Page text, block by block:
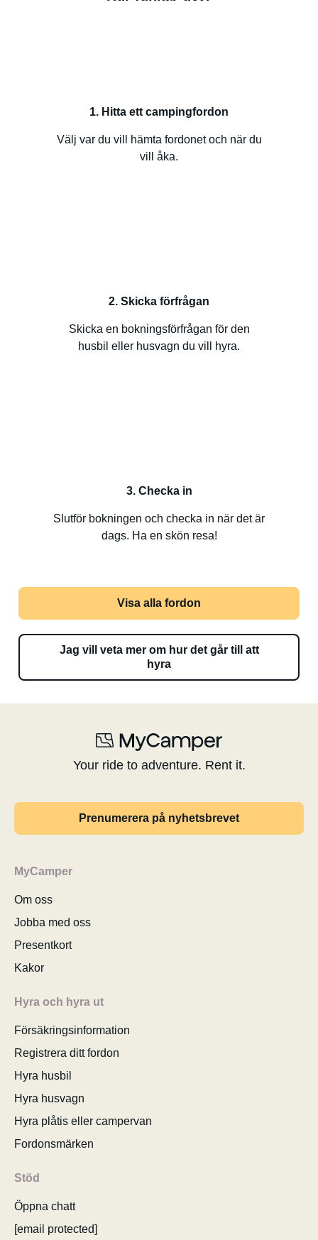
1. Hitta ett campingfordon
Välj var du vill hämta fordonet och när du
vill åka.
2. Skicka förfrågan
Skicka en bokningsförfrågan för den
husbil eller husvagn du vill hyra.
3. Checka in
Slutför bokningen och checka in när det är
dags. Ha en skön resa!
Visa alla fordon
Jag vill veta mer om hur det går till att
hyra
Your ride to adventure. Rent it.
Prenumerera på nyhetsbrevet
MyCamper
Om oss
Jobba med oss
Presentkort
Kakor
Hyra och hyra ut
Försäkringsinformation
Registrera ditt fordon
Hyra husbil
Hyra husvagn
Hyra plåtis eller campervan
Fordonsmärken
Stöd
Öppna chatt
[email protected]